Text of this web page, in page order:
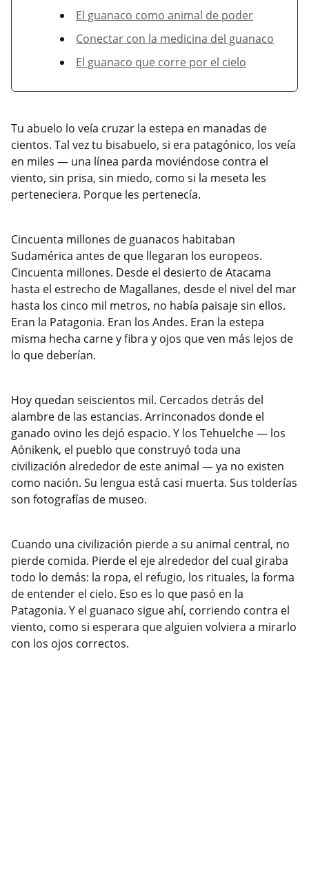
El guanaco como animal de poder
Conectar con la medicina del guanaco
El guanaco que corre por el cielo
Tu abuelo lo veía cruzar la estepa en manadas de
cientos. Tal vez tu bisabuelo, si era patagónico, los veía
en miles — una línea parda moviéndose contra el
viento, sin prisa, sin miedo, como si la meseta les
perteneciera. Porque les pertenecía.
Cincuenta millones de guanacos habitaban
Sudamérica antes de que llegaran los europeos.
Cincuenta millones. Desde el desierto de Atacama
hasta el estrecho de Magallanes, desde el nivel del mar
hasta los cinco mil metros, no había paisaje sin ellos.
Eran la Patagonia. Eran los Andes. Eran la estepa
misma hecha carne y fibra y ojos que ven más lejos de
lo que deberían.
Hoy quedan seiscientos mil. Cercados detrás del
alambre de las estancias. Arrinconados donde el
ganado ovino les dejó espacio. Y los Tehuelche — los
Aónikenk, el pueblo que construyó toda una
civilización alrededor de este animal — ya no existen
como nación. Su lengua está casi muerta. Sus tolderías
son fotografías de museo.
Cuando una civilización pierde a su animal central, no
pierde comida. Pierde el eje alrededor del cual giraba
todo lo demás: la ropa, el refugio, los rituales, la forma
de entender el cielo. Eso es lo que pasó en la
Patagonia. Y el guanaco sigue ahí, corriendo contra el
viento, como si esperara que alguien volviera a mirarlo
con los ojos correctos.